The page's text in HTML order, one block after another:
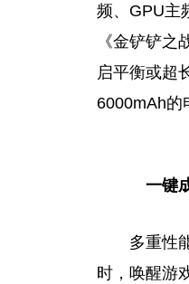
频、GPU主
《金铲铲
启平衡或超
6000mAh的
一键
多重性
时，唤醒游